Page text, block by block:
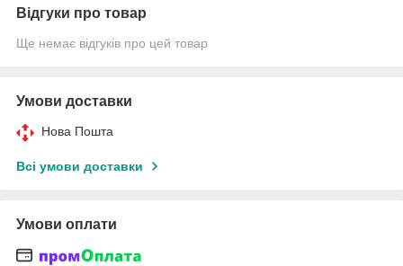
Відгуки про товар
Ще немає відгуків про цей товар
Умови доставки
Нова Пошта
Всі умови доставки
Умови оплати